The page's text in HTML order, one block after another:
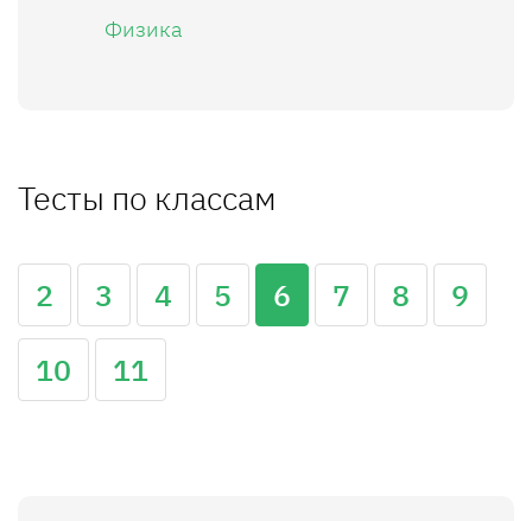
Физика
Тесты по классам
2 3 4 5 6 7 8
9
10
11